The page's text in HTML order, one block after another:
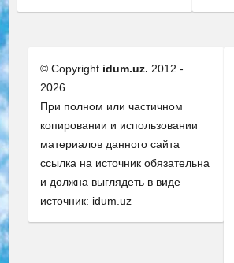
© Copyright idum.uz. 2012 -
2026.
При полном или частичном
копировании и использовании
материалов данного сайта
ссылка на источник обязательна
и должна выглядеть в виде
источник: idum.uz